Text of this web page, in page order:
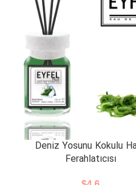
Deniz Yosunu Kokulu
Ferahlatıcısı